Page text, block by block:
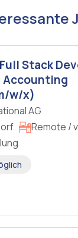
Stack
Accounting
w/x)
AG
Remote /